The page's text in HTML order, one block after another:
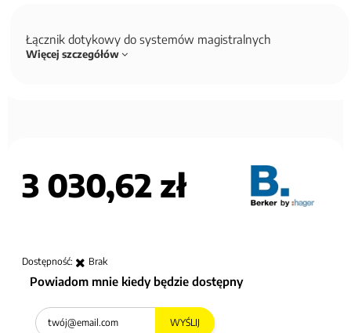
Łącznik dotykowy do systemów magistralnych
Więcej szczegółów
3 030,62 zł
Dostępność: Brak
Powiadom mnie kiedy będzie dostępny
WYŚLIJ